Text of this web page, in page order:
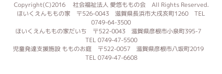
Copyright(C)2016 社会福祉法人 愛悠ももの会 All Rights Reserved.
ほいくえんももの家 〒526-0043 滋賀県長浜市大戌亥町1260 TEL
0749-64-3500
ほいくえんももの家だいち 〒522-0043 滋賀県彦根市小泉町395-7
TEL 0749-47-5500
児童発達支援施設 もものお庭 〒522-0057 滋賀県彦根市八坂町2019
TEL 0749-47-6608